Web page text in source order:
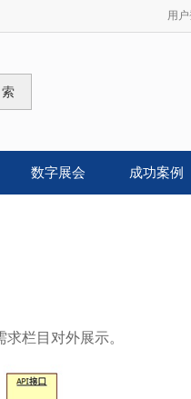
用
数字展会 成功案例
栏目对外展示。